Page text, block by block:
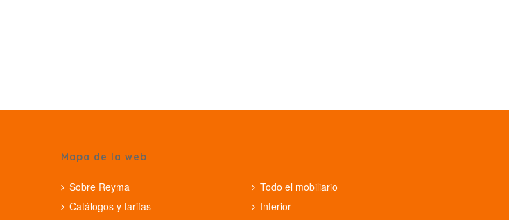
Mapa de la web
Sobre Reyma
Catálogos y tarifas
Todo el mobiliario
Interior